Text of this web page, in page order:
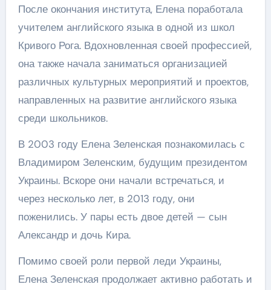
После окончания института, Елена поработала
учителем английского языка в одной из школ
Кривого Рога. Вдохновленная своей профессией,
она также начала заниматься организацией
различных культурных мероприятий и проектов,
направленных на развитие английского языка
среди школьников.
В 2003 году Елена Зеленская познакомилась с
Владимиром Зеленским, будущим президентом
Украины. Вскоре они начали встречаться, и
через несколько лет, в 2013 году, они
поженились. У пары есть двое детей — сын
Александр и дочь Кира.
Помимо своей роли первой леди Украины,
Елена Зеленская продолжает активно работать и